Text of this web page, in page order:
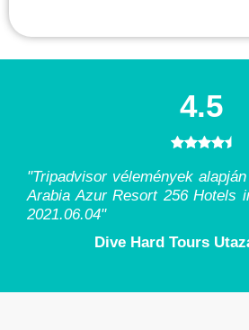
4.5
"Tripadvisor vélemények
Arabia Azur Resort 256 Hotels
2021.06.04"
Dive Hard Tours